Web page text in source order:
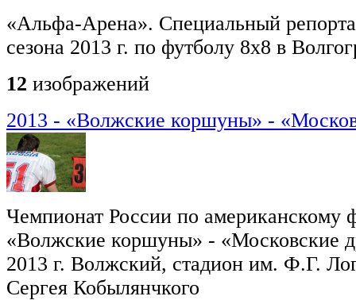
«Альфа-Арена». Специальный
сезона 2013 г. по футболу 8х8 в
12 изображений
2013 - «Волжские коршуны» -
Чемпионат России по американскому
«Волжские коршуны» - «Московские
2013 г. Волжский, стадион им. Ф.Г.
Сергея Кобылянчкого